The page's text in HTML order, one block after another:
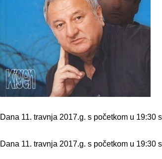
Dana 11. travnja 2017.g. s početkom u 19:30
Dana 11. travnja 2017.g. s početkom u 19:30